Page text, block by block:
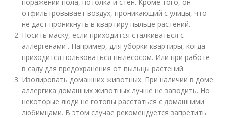
поражений пола, потолка и стен. Кроме того, он
отфильтровывает воздух, проникающий с улицы, что
не даст проникнуть в квартиру пыльце растений.
Носить маску, если приходится сталкиваться с
аллергенами . Например, для уборки квартиры, когда
приходится пользоваться пылесосом. Или при работе
в саду для предохранения от пыльцы растений.
Изолировать домашних животных. При наличии в доме
аллергика домашних животных лучше не заводить. Но
некоторые люди не готовы расстаться с домашними
любимцами. В этом случае рекомендуется запретить